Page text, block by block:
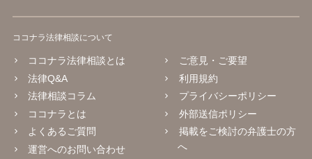
ココナラ法律相談について
ココナラ法律相談とは
法律Q&A
法律相談コラム
ココナラとは
よくあるご質問
運営へのお問い合わせ
ご意見・ご要望
利用規約
プライバシーポリシー
外部送信ポリシー
掲載をご検討の弁護士の方
へ